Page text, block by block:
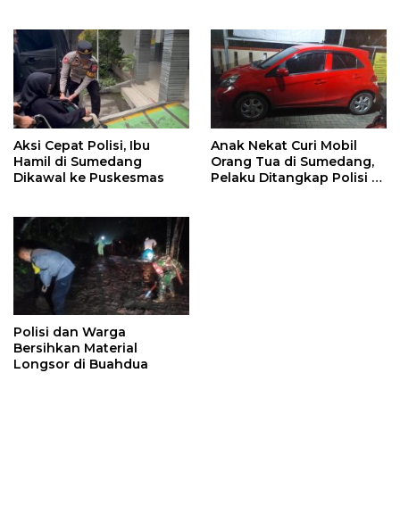
Aksi Cepat Polisi, Ibu
Hamil di Sumedang
Dikawal ke Puskesmas
Anak Nekat Curi Mobil
Orang Tua di Sumedang,
Pelaku Ditangkap Polisi di
Polisi dan Warga
Bersihkan Material
Longsor di Buahdua